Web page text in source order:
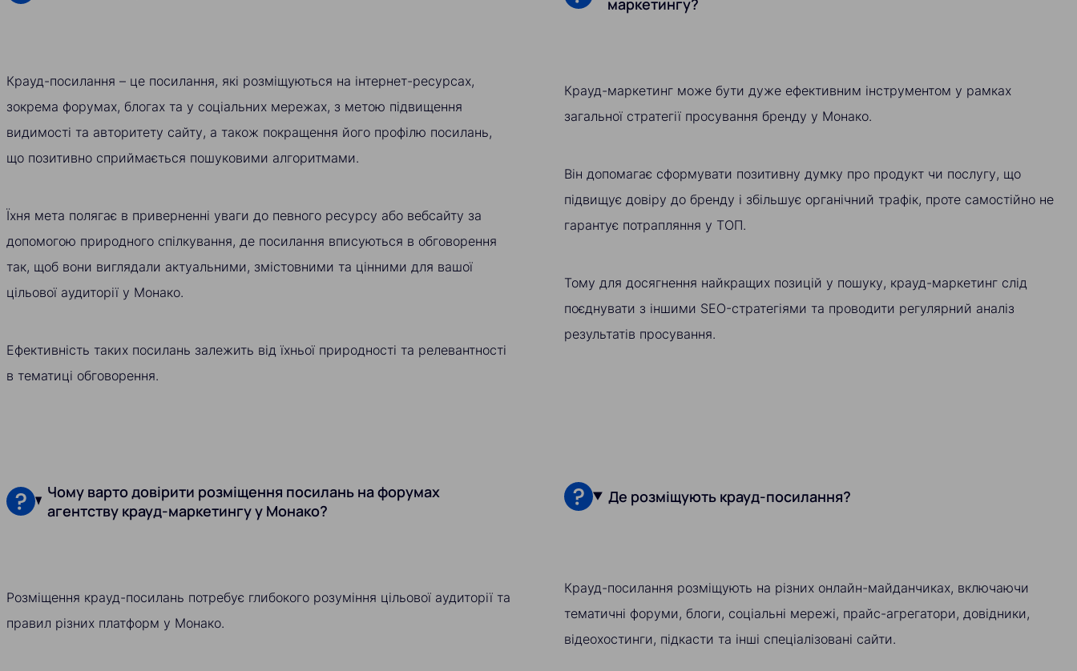
Крауд-посилання – це посилання, які розміщуються на інтернет-ресурсах,
зокрема форумах, блогах та у соціальних мережах, з метою підвищення
видимості та авторитету сайту, а також покращення його профілю посилань,
що позитивно сприймається пошуковими алгоритмами.
Їхня мета полягає в приверненні уваги до певного ресурсу або вебсайту за
допомогою природного спілкування, де посилання вписуються в обговорення
так, щоб вони виглядали актуальними, змістовними та цінними для вашої
цільової аудиторії у Монако.
Ефективність таких посилань залежить від їхньої природності та релевантності
в тематиці обговорення.
Крауд-маркетинг може бути дуже ефективним інструментом у рамках
загальної стратегії просування бренду у Монако.
Він допомагає сформувати позитивну думку про продукт чи послугу, що
підвищує довіру до бренду і збільшує органічний трафік, проте самостійно не
гарантує потрапляння у ТОП.
Тому для досягнення найкращих позицій у пошуку, крауд-маркетинг слід
поєднувати з іншими SEO-стратегіями та проводити регулярний аналіз
результатів просування.
Чому варто довірити розміщення посилань на форумах
агентству крауд-маркетингу у Монако?
Розміщення крауд-посилань потребує глибокого розуміння цільової аудиторії та
правил різних платформ у Монако.
Де розміщують крауд-посилання?
Крауд-посилання розміщують на різних онлайн-майданчиках, включаючи
тематичні форуми, блоги, соціальні мережі, прайс-агрегатори, довідники,
відеохостинги, підкасти та інші спеціалізовані сайти.